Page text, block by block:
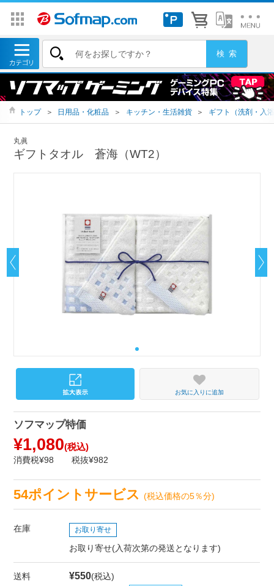
トップ ＞ 日用品・化粧品 ＞ キッチン・生活雑貨 ＞ ギフト（洗剤・入
丸眞
ギフトタオル 蒼海（WT2）
お気に入りに追加
ソフマップ特価
¥1,080(税込)
消費税¥98 税抜¥982
54ポイントサービス(税込価格の5％分)
在庫 お取り寄せ
お取り寄せ(入荷次第の発送となります)
送料 ¥550(税込)